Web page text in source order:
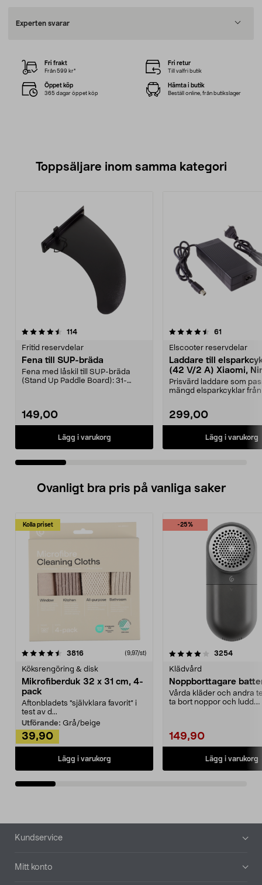
Experten svarar
Fri frakt
Från 599 kr*
Fri retur
Till valfri butik
Öppet köp
365 dagar öppet köp
Hämta i butik
Beställ online, från butikslager
Toppsäljare inom samma kategori
114recensioner
Fritid reservdelar
Fena till SUP-bräda
Fena med låskil till SUP-bräda
(Stand Up Paddle Board): 31-
149,00
Lägg i varukorg
4.5 av 5 stjärnor 61
Elscooter reservdelar
Laddare till
(42 V/2 A) Xiaomi,
E-Way m.fl.
Prisvärd laddare som
mängd elsparkcyklar från
299,00
Lägg i varukorg
4.5 av 5 stjärnor
Ovanligt bra pris på vanliga saker
Kolla priset
3816recensioner (9,97/st)
Köksrengöring & disk
Mikrofiberduk 32 x 31 cm, 4-
pack
Aftonbladets "självklara favorit” i
test av d...
Utförande: Grå/beige
39,90
Lägg i varukorg
-25%
4.0av 5 stjärnor 3254
Klädvård
Noppborttagare
Vårda kläder och andra
ta bort noppor och ludd.
149,90
Lägg i varukorg
4.5av 5 stjärnor
Sidfot
Kundservice
Mitt konto